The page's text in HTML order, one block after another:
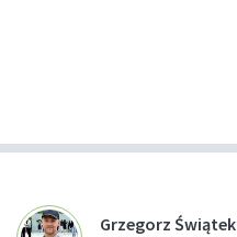
Grzegorz Świątek